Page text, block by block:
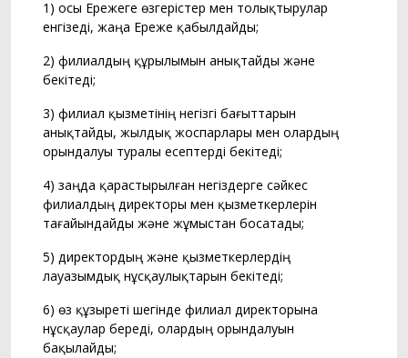
1) осы Ережеге өзгерістер мен толықтырулар
енгізеді, жаңа Ереже қабылдайды;
2) филиалдың құрылымын анықтайды және
бекітеді;
3) филиал қызметінің негізгі бағыттарын
анықтайды, жылдық жоспарлары мен олардың
орындалуы туралы есептерді бекітеді;
4) заңда қарастырылған негіздерге сәйкес
филиалдың директоры мен қызметкерлерін
тағайындайды және жұмыстан босатады;
5) директордың және қызметкерлердің
лауазымдық нұсқаулықтарын бекітеді;
6) өз құзыреті шегінде филиал директорына
нұсқаулар береді, олардың орындалуын
бақылайды;